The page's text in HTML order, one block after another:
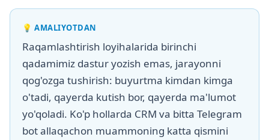
💡AMALIYOTDAN
Raqamlashtirish loyihalarida birinchi
qadamimiz dastur yozish emas, jarayonni
qog'ozga tushirish: buyurtma kimdan kimga
o'tadi, qayerda kutish bor, qayerda ma'lumot
yo'qoladi. Ko'p hollarda CRM va bitta Telegram
bot allaqachon muammoning katta qismini